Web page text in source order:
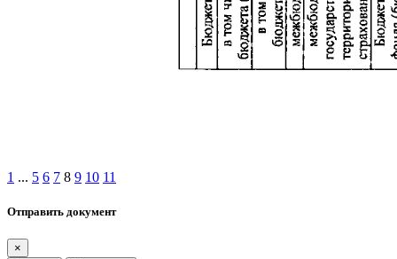
1 ... 5 6 7 8 9 10 11
Отправить документ
×